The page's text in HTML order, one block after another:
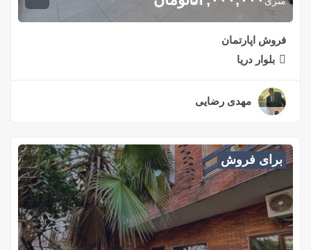
فروش اپارتمان
بلوار دریا
مهدی رضایی
برای فروش